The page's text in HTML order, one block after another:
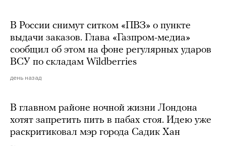
В России снимут ситком «ПВЗ» о пункте
выдачи заказов. Глава «Газпром-медиа»
сообщил об этом на фоне регулярных ударов
ВСУ по складам Wildberries
день назад
В главном районе ночной жизни Лондона
хотят запретить пить в пабах стоя. Идею уже
раскритиковал мэр города Садик Хан